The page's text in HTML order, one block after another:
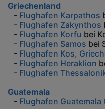
Griechenland
- Flughafen Karpathos
- Flughafen Zakynthos
- Flughafen Korfu bei
- Flughafen Samos bei
- Flughafen Kos,
- Flughafen Heraklion
- Flughafen
Guatemala
- Flughafen Guatemala